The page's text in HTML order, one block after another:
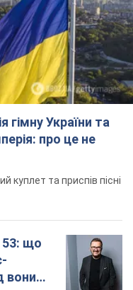
та приспів пісні
53: що
вони
про